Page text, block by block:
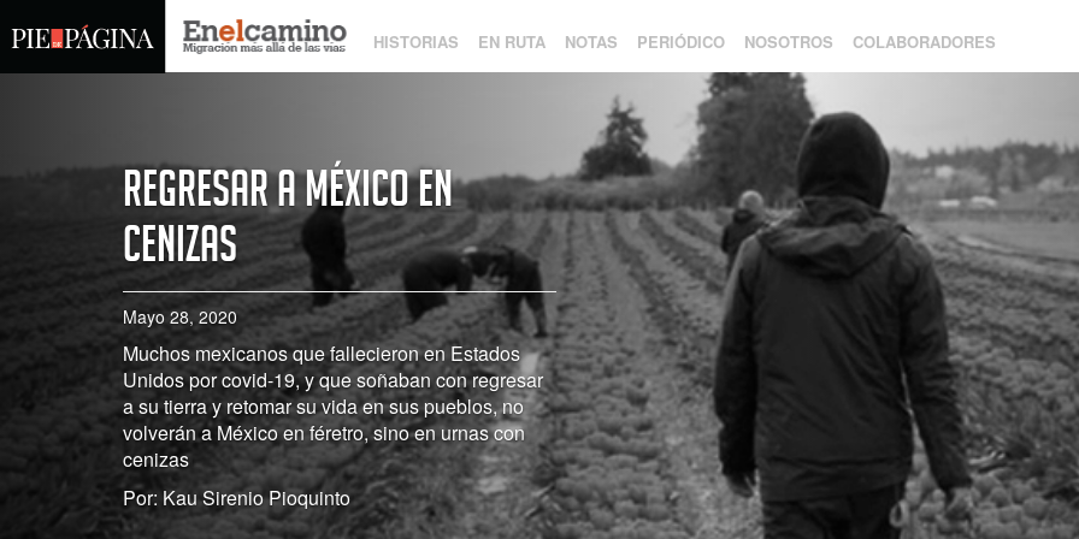
HISTORIAS EN RUTA NOTAS PERIÓDICO NOSOTROS COLABORADORES
Regresar a México en
cenizas
Mayo 28, 2020
Muchos mexicanos que fallecieron en Estados
Unidos por covid-19, y que soñaban con regresar
a su tierra y retomar su vida en sus pueblos, no
volverán a México en féretro, sino en urnas con
cenizas
Por: Kau Sirenio Pioquinto